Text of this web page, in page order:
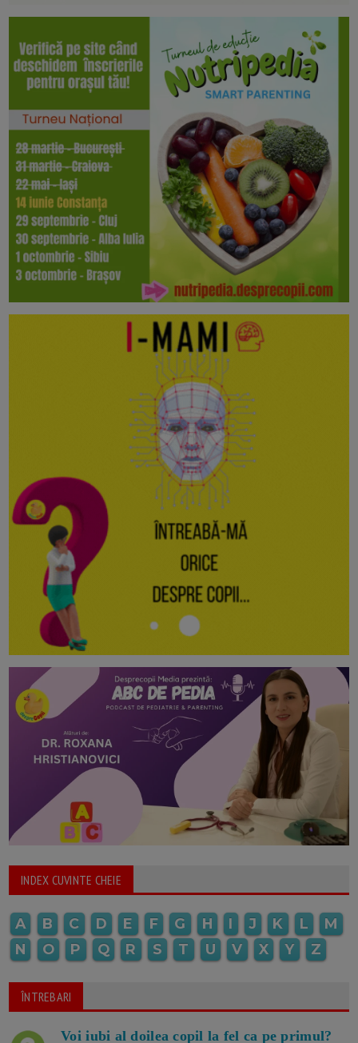
INDEX CUVINTE CHEIE
A B C D E F G H I J K L
M
N
O P Q R S T U V X Y Z
ÎNTREBARI
Voi iubi al doilea copil la fel ca pe primul?